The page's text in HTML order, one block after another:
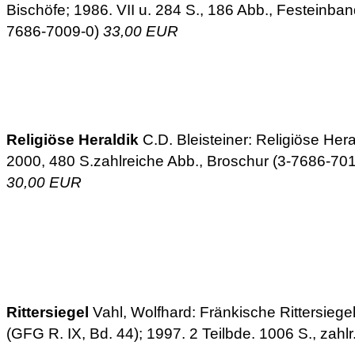
Bischöfe; 1986. VII u. 284 S., 186 Abb.,
7686-7009-0) 33,00 EUR
Religiöse Heraldik C.D. Bleisteiner: Religiöse
2000, 480 S.zahlreiche Abb., Broschur (3-7686-
30,00 EUR
Rittersiegel Vahl, Wolfhard: Fränkische
(GFG R. IX, Bd. 44); 1997. 2 Teilbde. 1006 S.,